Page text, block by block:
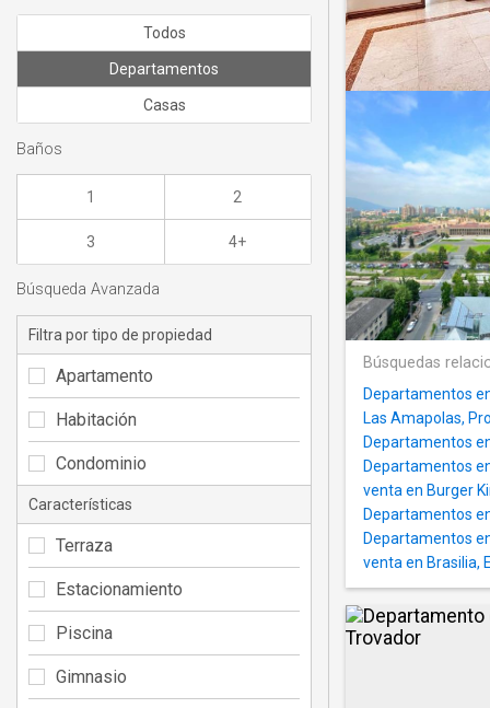
Búsquedas
Departamentos
Las Amapolas,
Departamentos
Departamentos
venta en Burger
Departamentos
Departamentos
venta en Brasilia,
Todos
Departamentos
Casas
Baños
1 2
3 4+
Búsqueda Avanzada
Filtra por tipo de propiedad
Apartamento
Habitación
Condominio
Características
Terraza
Estacionamiento
Piscina
Gimnasio